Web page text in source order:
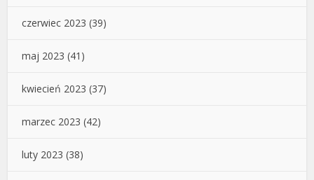
czerwiec 2023 (39)
maj 2023 (41)
kwiecień 2023 (37)
marzec 2023 (42)
luty 2023 (38)